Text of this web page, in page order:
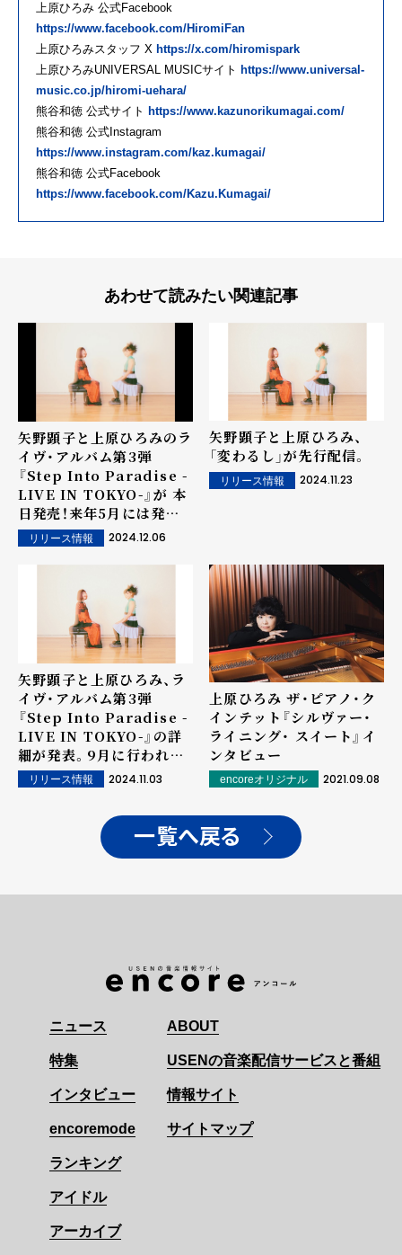
上原ひろみ 公式Facebook
https://www.facebook.com/HiromiFan
上原ひろみスタッフ X https://x.com/hiromispark
上原ひろみUNIVERSAL MUSICサイト https://www.universal-
music.co.jp/hiromi-uehara/
熊谷和徳 公式サイト https://www.kazunorikumagai.com/
熊谷和徳 公式Instagram
https://www.instagram.com/kaz.kumagai/
熊谷和徳 公式Facebook
https://www.facebook.com/Kazu.Kumagai/
あわせて読みたい関連記事
矢野顕子と上原ひろみのラ
イヴ・アルバム第3弾
『Step Into Paradise -
LIVE IN TOKYO-』が 本
日発売！来年5月には発売
記念ツアーも開催
リリース情報 2024.12.06
矢野顕子と上原ひろみ、
「変わるし」が先行配信。
リリース情報 2024.11.23
矢野顕子と上原ひろみ、ラ
イヴ・アルバム第3弾
『Step Into Paradise -
LIVE IN TOKYO-』の詳
細が発表。9月に行われた
興奮と感動のレコーディン
グ・ライヴを真空パック
リリース情報 2024.11.03
上原ひろみ ザ・ピアノ・ク
インテット『シルヴァー・
ライニング・ スイート』イ
ンタビュー
encoreオリジナル 2021.09.08
一覧へ戻る
ニュース
特集
インタビュー
encoremode
ランキング
アイドル
アーカイブ
ABOUT
USENの音楽配信サービスと番組
情報サイト
サイトマップ